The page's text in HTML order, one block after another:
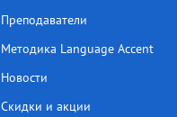
Преподаватели
Методика Language Accent
Новости
Скидки и акции